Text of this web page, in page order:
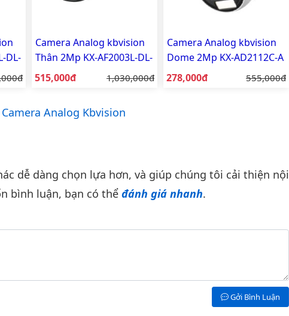
DL-
Camera Analog kbvision
Thân 2Mp KX-AF2003L-DL-
A
Giá bán:
515,000đ Giá gốc:
1,030,000đ
Camera Analog kbvision
Dome 2Mp KX-AD2112C-A
Giá bán:
278,000đ Giá gốc:
555,000đ
Analog Kbvision
dễ dàng chọn lựa hơn, và giúp chúng tôi cải thiện nội
bình luận, bạn có thể đánh giá nhanh.
Gởi Bình Luận